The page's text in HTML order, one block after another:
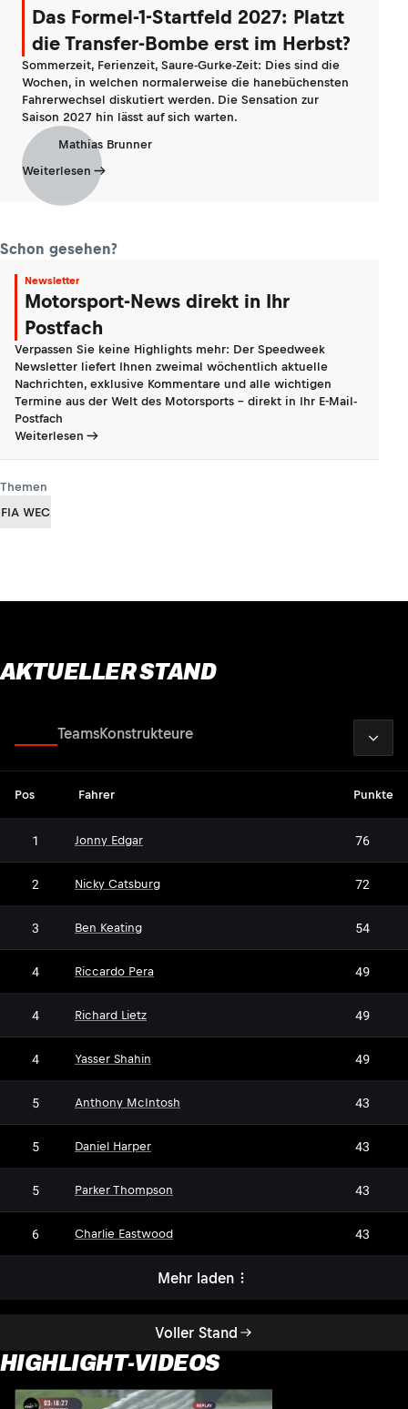
Das Formel-1-Startfeld 2027: Platzt
die Transfer-Bombe erst im Herbst?
Sommerzeit, Ferienzeit, Saure-Gurke-Zeit: Dies sind die
Wochen, in welchen normalerweise die hanebüchensten
Fahrerwechsel diskutiert werden. Die Sensation zur
Saison 2027 hin lässt auf sich warten.
Mathias Brunner
Weiterlesen
Schon gesehen?
Newsletter
Motorsport-News direkt in Ihr
Postfach
Verpassen Sie keine Highlights mehr: Der Speedweek
Newsletter liefert Ihnen zweimal wöchentlich aktuelle
Nachrichten, exklusive Kommentare und alle wichtigen
Termine aus der Welt des Motorsports - direkt in Ihr E-Mail-
Postfach
Weiterlesen
Themen
FIA WEC
AKTUELLER STAND
Voller Stand
TeamsKonstrukteure
Pos Fahrer Punkte
1 Jonny Edgar 76
2 Nicky Catsburg 72
3 Ben Keating 54
4 Riccardo Pera 49
4 Richard Lietz 49
4 Yasser Shahin 49
5 Anthony McIntosh 43
5 Daniel Harper 43
5 Parker Thompson 43
6 Charlie Eastwood 43
Mehr laden
HIGHLIGHT-VIDEOS